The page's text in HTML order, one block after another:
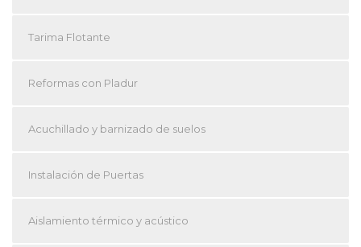
Tarima Flotante
Reformas con Pladur
Acuchillado y barnizado de suelos
Instalación de Puertas
Aislamiento térmico y acústico